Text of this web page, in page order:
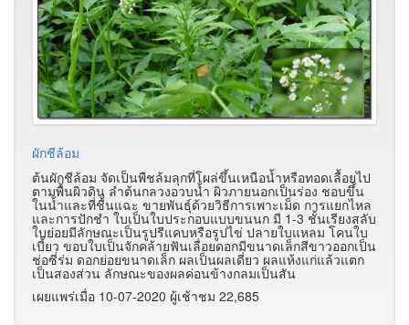
ผักชีล้อม
ต้นผักชีล้อม จัดเป็นพืชล้มลุกที่โผล่ขึ้นเหนือน้ำหรือทอดเลื้อยไป
ตามพื้นผิวดิน ลำต้นกลวงอวบน้ำ ผิวภายนอกเป็นร่อง ชอบขึ้น
ในน้ำและที่ชื้นแฉะ ขายพันธุ์ด้วยวิธีการเพาะเม็ด การแยกไหล
และการปักชำ ใบเป็นใบประกอบแบบขนนก มี 1-3 ชั้นเรียงสลับ
ใบย่อยมีลักษณะเป็นรูปรีแคบหรือรูปไข่ ปลายใบแหลม โคนใบ
เบี้ยว ขอบใบเป็นจักคล้ายฟันเลื่อยดอกมีขนาดเล็กสีขาวออกเป็น
ช่อซี่ร่ม ดอกย่อยขนาดเล็ก ผลเป็นผลเดี่ยว ผลแห้งแก่แล้วแตก
เป็นสองส่วน ลักษณะของผลค่อนข้างกลมเป็นสัน
เผยแพร่เมื่อ 10-07-2020 ผู้เช้าชม 22,685